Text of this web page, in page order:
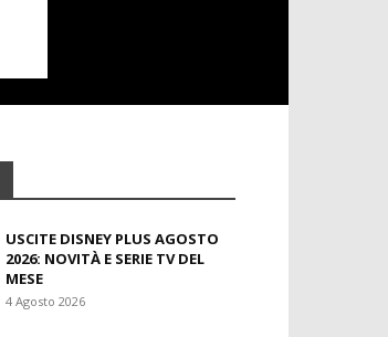
USCITE DISNEY PLUS AGOSTO
2026: NOVITÀ E SERIE TV DEL
MESE
4 Agosto 2026